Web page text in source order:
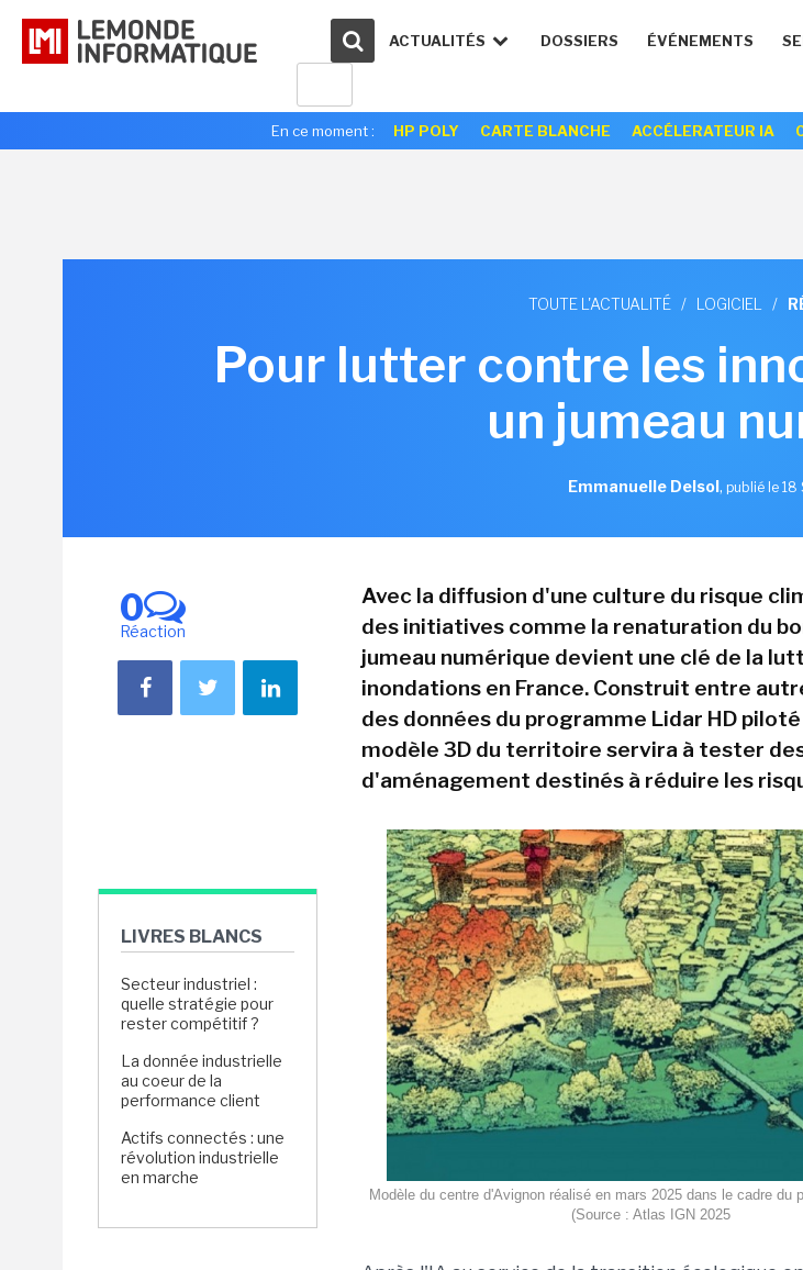
ACTUALITÉS DOSSIERS ÉVÉNEMENTS
En ce moment : HP POLY CARTE BLANCHE ACCÉLERATEUR IA
TOUTE L'ACTUALITÉ / LOGICIEL /
Pour lutter contre les
un jumeau
Emmanuelle Delsol, publié le
0
Réaction
LIVRES BLANCS
Secteur industriel :
quelle stratégie pour
rester compétitif ?
La donnée industrielle
au coeur de la
performance client
Actifs connectés : une
révolution industrielle
en marche
Avec la diffusion d'une culture du risque
des initiatives comme la renaturation du
jumeau numérique devient une clé de la
inondations en France. Construit entre
des données du programme Lidar HD piloté
modèle 3D du territoire servira à tester
d'aménagement destinés à réduire les
Modèle du centre d'Avignon réalisé en mars 2025 dans le cadre du
(Source : Atlas IGN 2025